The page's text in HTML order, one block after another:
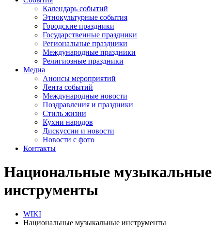
Календарь событий
Этнокультурные события
Городские праздники
Государственные праздники
Региональные праздники
Международные праздники
Религиозные праздники
Медиа
Анонсы мероприятий
Лента событий
Международные новости
Поздравления и праздники
Cтиль жизни
Кухни народов
Дискуссии и новости
Новости с фото
Контакты
Национальные музыкальные
инструменты
WIKI
Национальные музыкальные инструменты